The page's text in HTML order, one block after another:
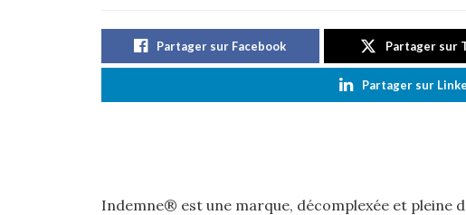
Partager sur Facebook Partager sur
Partager sur
Indemne® est une marque, décomplexée et pleine